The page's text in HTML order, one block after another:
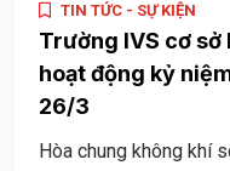
TIN TỨC - SỰ KIỆN
Trường IVS cơ
hoạt động kỷ
26/3
Hòa chung không khí